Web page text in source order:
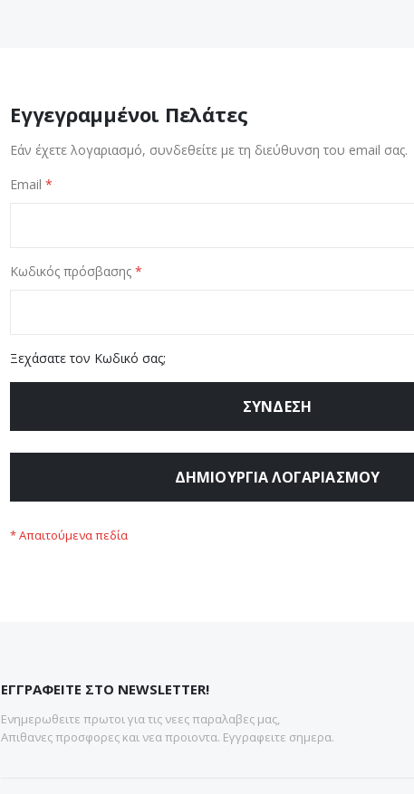
Εγγεγραμμένοι Πελάτες
Εάν έχετε λογαριασμό, συνδεθείτε με τη διεύθυνση του email σας.
Email
Κωδικός πρόσβασης
Ξεχάσατε τον Κωδικό σας;
ΣΎΝΔΕΣΗ
ΔΗΜΙΟΥΡΓΊΑ ΛΟΓΑΡΙΑΣΜΟΎ
ΕΓΓΡΑΦΕΙΤΕ ΣΤΟ NEWSLETTER!
Ενημερωθειτε πρωτοι για τις νεες παραλαβες μας,
Απιθανες προσφορες και νεα προιοντα. Εγγραφειτε σημερα.